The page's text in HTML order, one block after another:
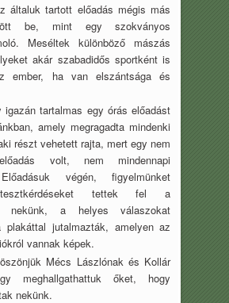
tartott előadás mégis más
be, mint egy szokványos
Meséltek különböző mászás
akár szabadidős sportként is
ember, ha van elszántsága és
tartalmas egy órás előadást
amely megragadta mindenki
részt vehetett rajta, mert egy nem
volt, nem mindennapi
végén, figyelmünket
tettek fel a
nekünk, a helyes válaszokat
plakáttal jutalmazták, amelyen az
vannak képek.
Mécs Lászlónak és Kollár
meghallgathattuk őket, hogy
nekünk.